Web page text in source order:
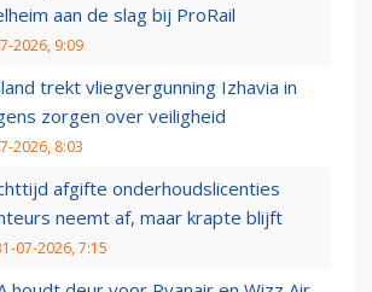
aan de slag bij ProRail
2026, 9:09
trekt vliegvergunning Izhavia in
zorgen over veiligheid
2026, 8:03
afgifte onderhoudslicenties
neemt af, maar krapte blijft
07-2026, 7:15